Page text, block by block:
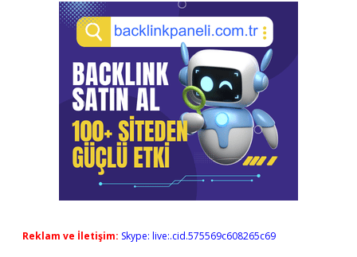
Reklam ve İletişim: Skype: live:.cid.575569c608265c69